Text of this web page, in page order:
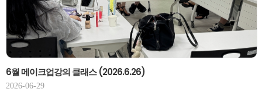
6월 메이크업강의 클래스 (2026.6.26)
2026-06-29